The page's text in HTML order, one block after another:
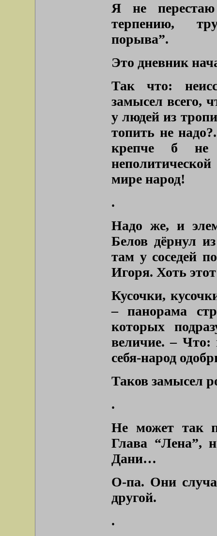
Я не
терпению,
порыва”.
Это дневник
Так что:
замысел всего,
у людей из
топить не
крепче б
мире народ!
.
Надо же, и
Белов дёрнул
там у соседей
Игоря. Хоть
Кусочки,
– панорама
которых
величие. – Что:
себя-народ
Таков замысел
.
Не может так
Глава “Лена”,
Дани…
О-па. Они
другой.
.